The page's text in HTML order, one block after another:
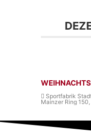
Sportfabrik
Mainzer Ring